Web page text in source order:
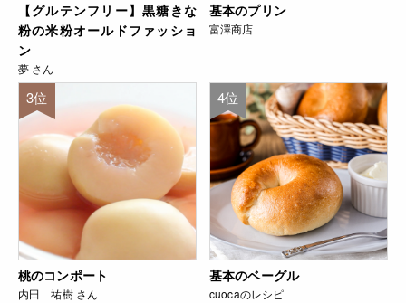
【グルテンフリー】黒糖きな
粉の米粉オールドファッショ
ン
夢 さん
基本のプリン
富澤商店
3位
桃のコンポート
内田 祐樹 さん
4位
基本のベーグル
cuocaのレシピ